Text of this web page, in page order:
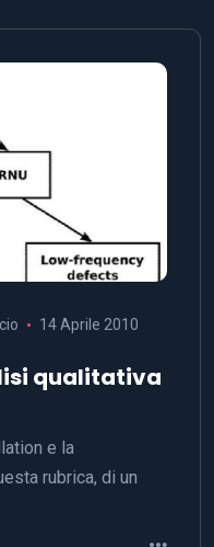
14 Aprile 2010
qualitativa
e la
rubrica, di un